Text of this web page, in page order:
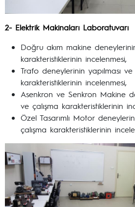
2- Elektrik Makinaları Laboratuvarı
Doğru akım makine
karakteristiklerinin incelenmesi,
Trafo deneylerinin yapılması ve
karakteristiklerinin incelenmesi,
Asenkron ve Senkron Makine
ve çalışma karakteristiklerinin
Özel Tasarımlı Motor
çalışma karakteristiklerinin